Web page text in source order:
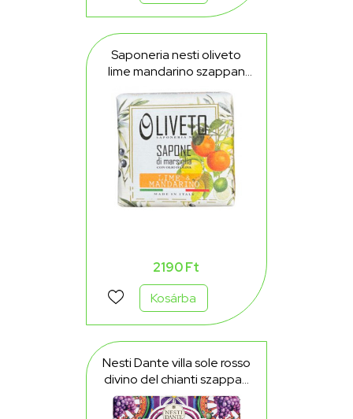
Saponeria nesti oliveto
lime mandarino szappan
2190 Ft
Kosárba
Nesti Dante villa sole rosso
divino del chianti szappan
250 g